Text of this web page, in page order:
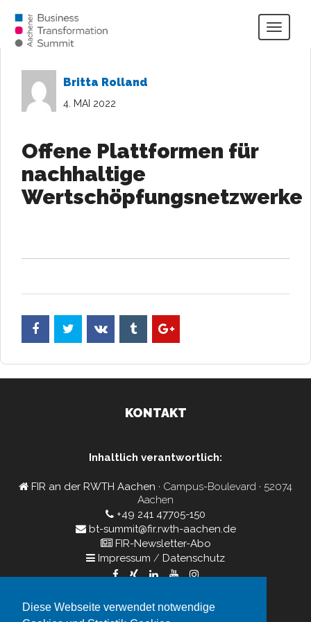
Diese Webseite verwendet notwendige
Britta Rolland
4. MAI 2022
Offene Plattformen für
nachhaltige
Wertschöpfungsnetzwerke
KONTAKT
Inhaltlich verantwortlich:
FIR an der RWTH Aachen · Campus-Boulevard · 52074
Aachen
+49 241 47705-150
bt-summit@fir.rwth-aachen.de
FIR-Newsletter-Abo
Impressum / Datenschutz
Veranstalter: